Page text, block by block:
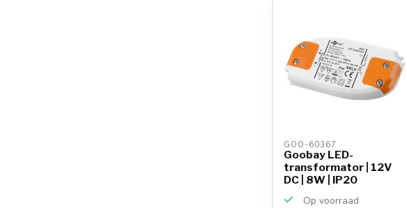
GOO-60367
Goobay LED-
transformator | 12V
DC | 8W | IP20
Op voorraad